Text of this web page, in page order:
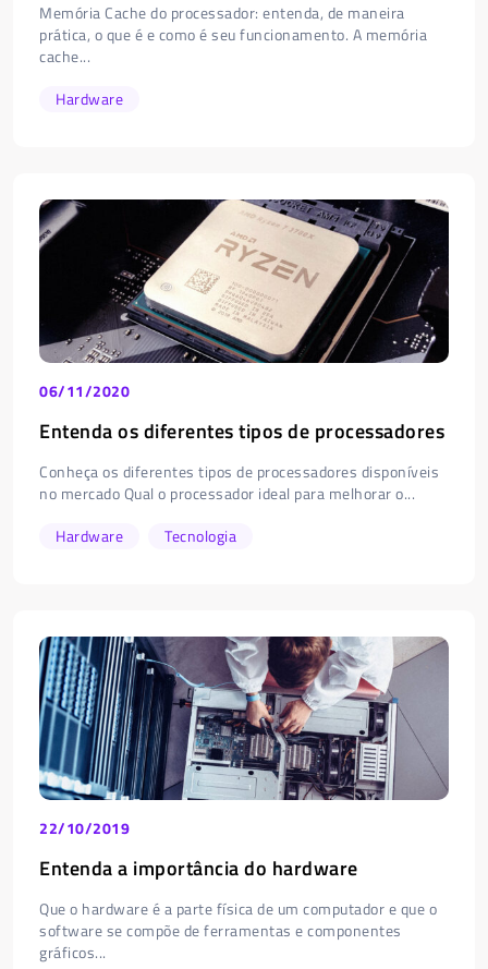
Memória Cache do processador: entenda, de maneira
prática, o que é e como é seu funcionamento. A memória
cache...
Hardware
06/11/2020
Entenda os diferentes tipos de processadores
Conheça os diferentes tipos de processadores disponíveis
no mercado Qual o processador ideal para melhorar o...
Hardware
Tecnologia
22/10/2019
Entenda a importância do hardware
Que o hardware é a parte física de um computador e que o
software se compõe de ferramentas e componentes
gráficos...